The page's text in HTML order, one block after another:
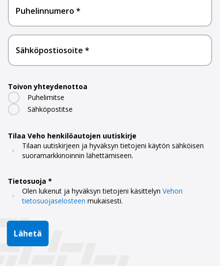
Puhelinnumero
Sähköpostiosoite
Toivon yhteydenottoa
Puhelimitse
Sähköpostitse
Tilaa Veho henkilöautojen uutiskirje
Tilaan uutiskirjeen ja hyväksyn tietojeni käytön sähköisen
suoramarkkinoinnin lähettämiseen.
Tietosuoja
Olen lukenut ja hyväksyn tietojeni käsittelyn Vehon
tietosuojaselosteen mukaisesti.
Lähetä